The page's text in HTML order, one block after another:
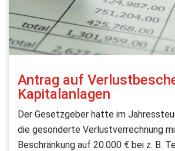
Antrag auf
Kapitalanlagen
Der Gesetzgeber hatte im
die gesonderte Verlustverrechnung
Beschränkung auf 20.000 € bei z. B.